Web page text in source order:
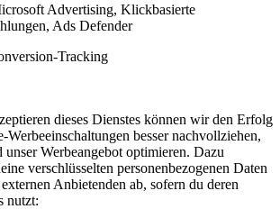
Advertising, Klickbasierte
Ads Defender
Tracking
dieses Dienstes können wir den Erfolg
Werbeeinschaltungen besser nachvollziehen,
unser Werbeangebot optimieren. Dazu
verschlüsselten personenbezogenen Daten
Anbietenden ab, sofern du deren
nutzt: